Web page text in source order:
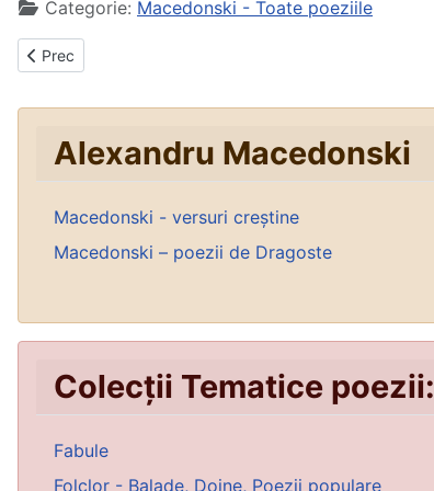
Categorie: Macedonski - Toate poeziile
Articol precedent: Excelsior
Prec
Alexandru Macedonski
Macedonski - versuri creștine
Macedonski – poezii de Dragoste
Colecții Tematice poezii:
Fabule
Folclor - Balade, Doine, Poezii populare